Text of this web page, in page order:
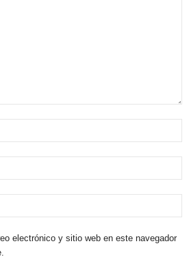
electrónico y sitio web en este navegador